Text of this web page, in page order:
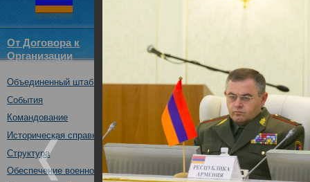
От Договора к
Организации
Структура
ОДКБ
Объединенный штаб ОДКБ
События
Командование
Историческая справка
Структура
Обеспечение военной безопасности
X заседание Военного
19.04.2017